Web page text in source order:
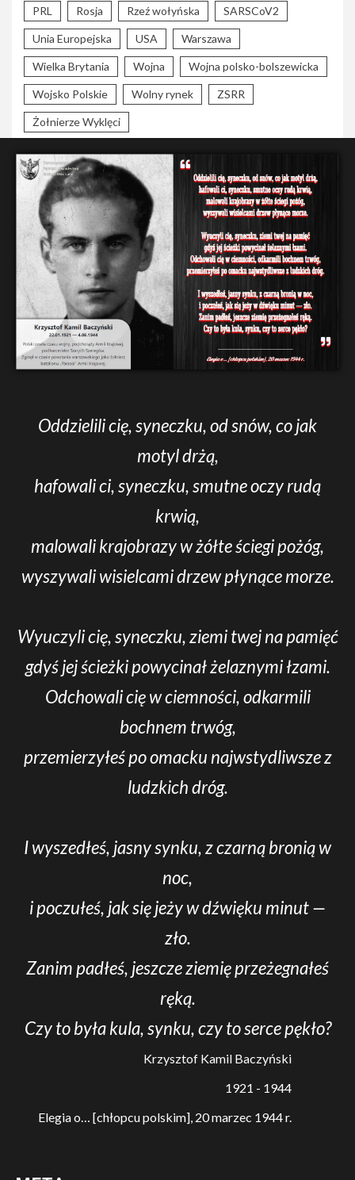
PRL Rosja Rzeź wołyńska SARSCoV2
Unia Europejska USA Warszawa
Wielka Brytania Wojna Wojna polsko-bolszewicka
Wojsko Polskie Wolny rynek ZSRR
Żołnierze Wyklęci
Oddzielili cię, syneczku, od snów, co jak
motyl drżą,
hafowali ci, syneczku, smutne oczy rudą
krwią,
malowali krajobrazy w żółte ściegi pożóg,
wyszywali wisielcami drzew płynące morze.
Wyuczyli cię, syneczku, ziemi twej na pamięć
gdyś jej ścieżki powycinał żelaznymi łzami.
Odchowali cię w ciemności, odkarmili
bochnem trwóg,
przemierzyłeś po omacku najwstydliwsze z
ludzkich dróg.
I wyszedłeś, jasny synku, z czarną bronią w
noc,
i poczułeś, jak się jeży w dźwięku minut —
zło.
Zanim padłeś, jeszcze ziemię przeżegnałeś
ręką.
Czy to była kula, synku, czy to serce pękło?
Krzysztof Kamil Baczyński
1921 - 1944
Elegia o… [chłopcu polskim], 20 marzec 1944 r.